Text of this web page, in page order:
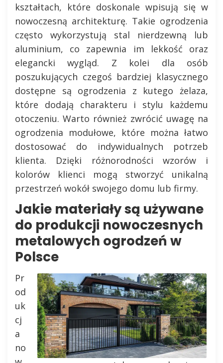
kształtach, które doskonale wpisują się w
nowoczesną architekturę. Takie ogrodzenia
często wykorzystują stal nierdzewną lub
aluminium, co zapewnia im lekkość oraz
elegancki wygląd. Z kolei dla osób
poszukujących czegoś bardziej klasycznego
dostępne są ogrodzenia z kutego żelaza,
które dodają charakteru i stylu każdemu
otoczeniu. Warto również zwrócić uwagę na
ogrodzenia modułowe, które można łatwo
dostosować do indywidualnych potrzeb
klienta. Dzięki różnorodności wzorów i
kolorów klienci mogą stworzyć unikalną
przestrzeń wokół swojego domu lub firmy.
Jakie materiały są używane
do produkcji nowoczesnych
metalowych ogrodzeń w
Polsce
Pr
od
uk
cj
a
no